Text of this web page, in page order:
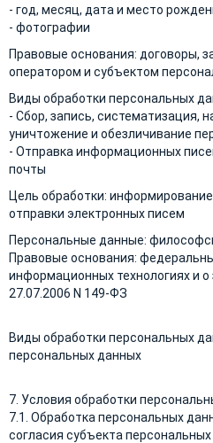
- год, месяц, дата и место
- фотографии
Правовые основания: договоры,
оператором и субъектом
Виды обработки персональных
- Сбор, запись, систематизация,
уничтожение и обезличивание
- Отправка информационных
почты
Цель обработки:
отправки электронных писем
Персональные данные:
Правовые основания:
информационных технологиях и
27.07.2006 N 149-ФЗ
Виды обработки персональных
персональных данных
7. Условия обработки
7.1. Обработка персональных
согласия субъекта